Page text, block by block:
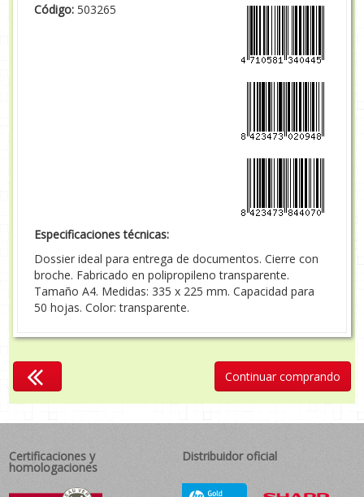
Código: 503265
Especificaciones técnicas:
Dossier ideal para entrega de documentos. Cierre con
broche. Fabricado en polipropileno transparente.
Tamaño A4. Medidas: 335 x 225 mm. Capacidad para
50 hojas. Color: transparente.
Continuar comprando
Certificaciones y
homologaciones
Distribuidor oficial